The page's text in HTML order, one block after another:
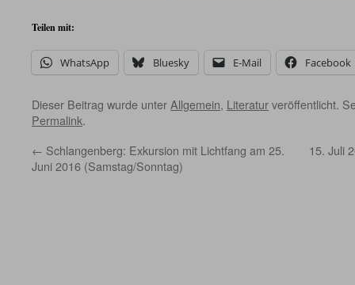
Teilen mit:
WhatsApp Bluesky E-Mail Facebook
Dieser Beitrag wurde unterAllgemein, Literaturveröffentlicht.
Permalink.
← Schlangenberg: Exkursion mit Lichtfang am 25.
Juni 2016 (Samstag/Sonntag)
15. Juli